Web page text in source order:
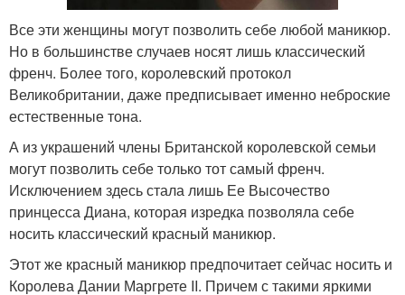
Все эти женщины могут позволить себе любой маникюр.
Но в большинстве случаев носят лишь классический
френч. Более того, королевский протокол
Великобритании, даже предписывает именно неброские
естественные тона.
А из украшений члены Британской королевской семьи
могут позволить себе только тот самый френч.
Исключением здесь стала лишь Ее Высочество
принцесса Диана, которая изредка позволяла себе
носить классический красный маникюр.
Этот же красный маникюр предпочитает сейчас носить и
Королева Дании Маргрете II. Причем с такими яркими